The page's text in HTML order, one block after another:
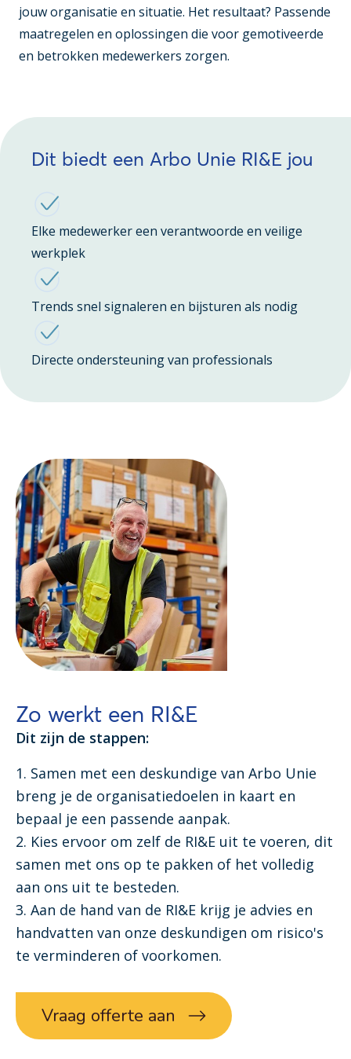
jouw organisatie en situatie. Het resultaat? Passende
maatregelen en oplossingen die voor gemotiveerde
en betrokken medewerkers zorgen.
Dit biedt een Arbo Unie RI&E jou
Elke medewerker een verantwoorde en veilige
werkplek
Trends snel signaleren en bijsturen als nodig
Directe ondersteuning van professionals
Zo werkt een RI&E
Dit zijn de stappen:
1. Samen met een deskundige van Arbo Unie
breng je de organisatiedoelen in kaart en
bepaal je een passende aanpak.
2. Kies ervoor om zelf de RI&E uit te voeren, dit
samen met ons op te pakken of het volledig
aan ons uit te besteden.
3. Aan de hand van de RI&E krijg je advies en
handvatten van onze deskundigen om risico's
te verminderen of voorkomen.
Vraag offerte aan